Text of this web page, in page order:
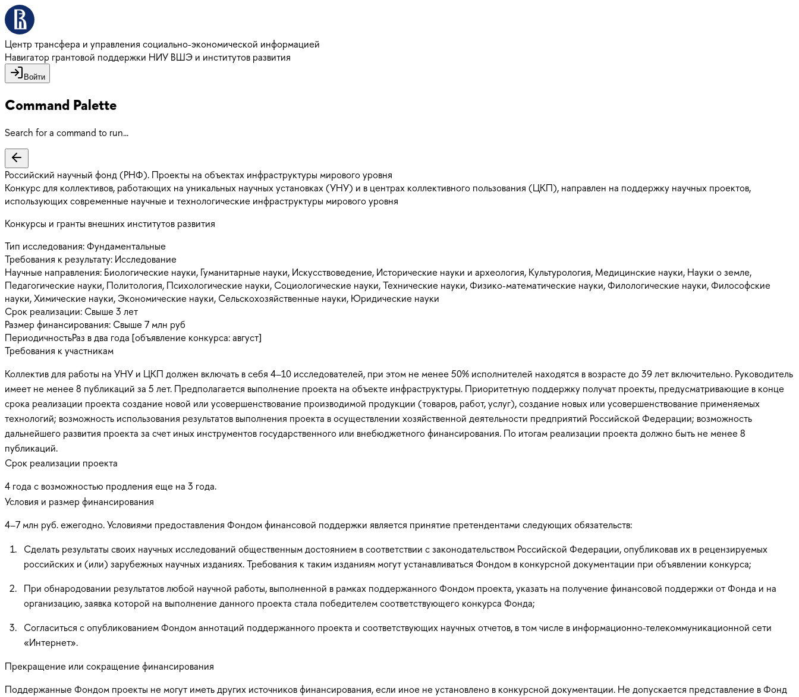
Центр трансфера и управления социально-экономической информацией
Навигатор грантовой поддержки НИУ ВШЭ и институтов развития
Войти
Command Palette
Search for a command to run...
Российский научный фонд (РНФ). Проекты на объектах инфраструктуры мирового уровня
Конкурс для коллективов, работающих на уникальных научных установках (УНУ) и в центрах коллективного пользования (ЦКП), направлен на поддержку научных проектов,
использующих современные научные и технологические инфраструктуры мирового уровня
Конкурсы и гранты внешних институтов развития
Тип исследования:Фундаментальные
Требования к результату: Исследование
Научные направления: Биологические науки, Гуманитарные науки, Искусствоведение, Исторические науки и археология, Культурология, Медицинские науки, Науки о земле,
Педагогические науки, Политология, Психологические науки, Социологические науки, Технические науки, Физико-математические науки, Филологические науки, Философские
науки, Химические науки, Экономические науки, Сельскохозяйственные науки, Юридические науки
Срок реализации: Свыше 3 лет
Размер финансирования: Свыше 7 млн руб
ПериодичностьРаз в два года [объявление конкурса: август]
Требования к участникам
Коллектив для работы на УНУ и ЦКП должен включать в себя 4–10 исследователей, при этом не менее 50% исполнителей находятся в возрасте до 39 лет включительно. Руководитель
имеет не менее 8 публикаций за 5 лет. Предполагается выполнение проекта на объекте инфраструктуры. Приоритетную поддержку получат проекты, предусматривающие в конце
срока реализации проекта создание новой или усовершенствование производимой продукции (товаров, работ, услуг), создание новых или усовершенствование применяемых
технологий; возможность использования результатов выполнения проекта в осуществлении хозяйственной деятельности предприятий Российской Федерации; возможность
дальнейшего развития проекта за счет иных инструментов государственного или внебюджетного финансирования. По итогам реализации проекта должно быть не менее 8
публикаций.
Срок реализации проекта
4 года с возможностью продления еще на 3 года.
Условия и размер финансирования
4–7 млн руб. ежегодно. Условиями предоставления Фондом финансовой поддержки является принятие претендентами следующих обязательств:
Сделать результаты своих научных исследований общественным достоянием в соответствии с законодательством Российской Федерации, опубликовав их в рецензируемых
российских и (или) зарубежных научных изданиях. Требования к таким изданиям могут устанавливаться Фондом в конкурсной документации при объявлении конкурса;
При обнародовании результатов любой научной работы, выполненной в рамках поддержанного Фондом проекта, указать на получение финансовой поддержки от Фонда и на
организацию, заявка которой на выполнение данного проекта стала победителем соответствующего конкурса Фонда;
Согласиться с опубликованием Фондом аннотаций поддержанного проекта и соответствующих научных отчетов, в том числе в информационно-телекоммуникационной сети
«Интернет».
Прекращение или сокращение финансирования
Поддержанные Фондом проекты не могут иметь других источников финансирования, если иное не установлено в конкурсной документации. Не допускается представление в Фонд